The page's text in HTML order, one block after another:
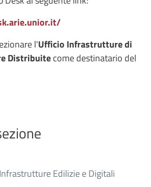
l'Ufficio Infrastrutture di
Distribuitecome destinatario del
Edilizie e Digitali